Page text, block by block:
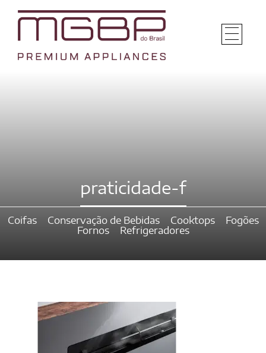
praticidade-f
Coifas Conservação de Bebidas Cooktops
Fogões
Fornos
Refrigeradores